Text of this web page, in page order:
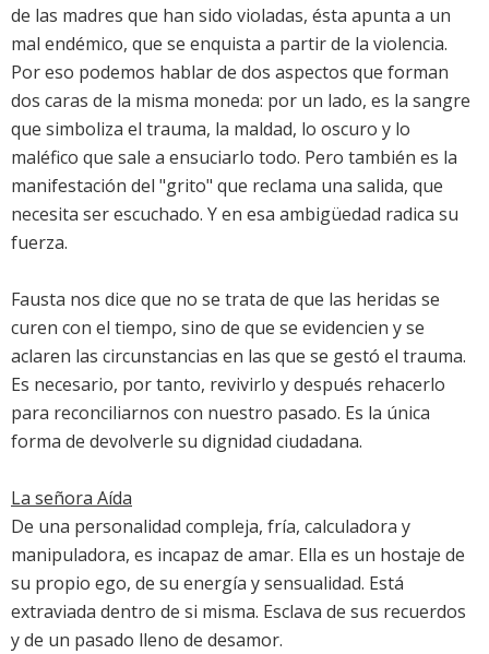
de las madres que han sido violadas, ésta apunta a un
mal endémico, que se enquista a partir de la violencia.
Por eso podemos hablar de dos aspectos que forman
dos caras de la misma moneda: por un lado, es la sangre
que simboliza el trauma, la maldad, lo oscuro y lo
maléfico que sale a ensuciarlo todo. Pero también es la
manifestación del "grito" que reclama una salida, que
necesita ser escuchado. Y en esa ambigüedad radica su
fuerza.
Fausta nos dice que no se trata de que las heridas se
curen con el tiempo, sino de que se evidencien y se
aclaren las circunstancias en las que se gestó el trauma.
Es necesario, por tanto, revivirlo y después rehacerlo
para reconciliarnos con nuestro pasado. Es la única
forma de devolverle su dignidad ciudadana.
La señora Aída
De una personalidad compleja, fría, calculadora y
manipuladora, es incapaz de amar. Ella es un hostaje de
su propio ego, de su energía y sensualidad. Está
extraviada dentro de si misma. Esclava de sus recuerdos
y de un pasado lleno de desamor.